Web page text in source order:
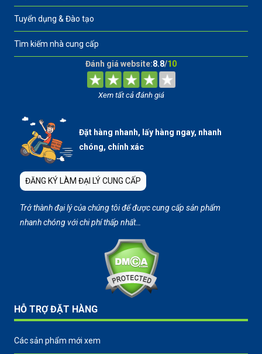
Tuyển dụng & Đào tạo
Tìm kiếm nhà cung cấp
Đánh giá website:8.8/10
Xem tất cả đánh giá
Đặt hàng nhanh, lấy hàng ngay, nhanh
chóng, chính xác
ĐĂNG KÝ LÀM ĐẠI LÝ CUNG CẤP
Trở thành đại lý của chúng tôi để được cung cấp sản phẩm
nhanh chóng với chi phí thấp nhất…
HỖ TRỢ ĐẶT HÀNG
Các sản phẩm mới xem